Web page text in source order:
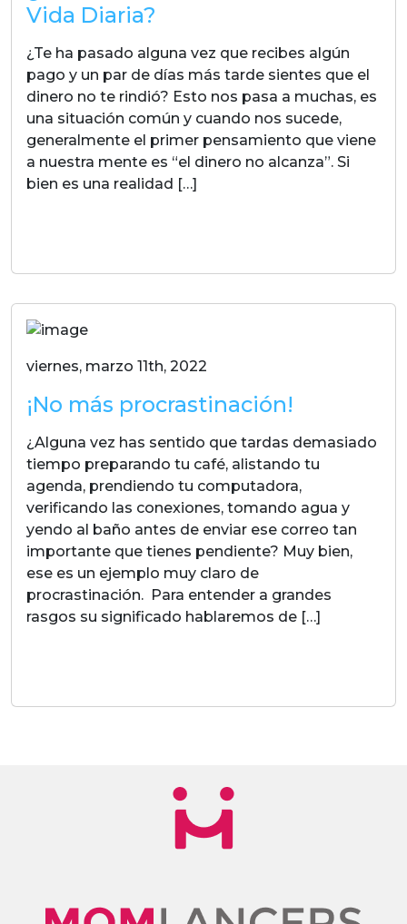
Vida Diaria?
¿Te ha pasado alguna vez que recibes algún
pago y un par de días más tarde sientes que el
dinero no te rindió? Esto nos pasa a muchas, es
una situación común y cuando nos sucede,
generalmente el primer pensamiento que viene
a nuestra mente es “el dinero no alcanza”. Si
bien es una realidad […]
viernes, marzo 11th, 2022
¡No más procrastinación!
¿Alguna vez has sentido que tardas demasiado
tiempo preparando tu café, alistando tu
agenda, prendiendo tu computadora,
verificando las conexiones, tomando agua y
yendo al baño antes de enviar ese correo tan
importante que tienes pendiente? Muy bien,
ese es un ejemplo muy claro de
procrastinación. Para entender a grandes
rasgos su significado hablaremos de […]